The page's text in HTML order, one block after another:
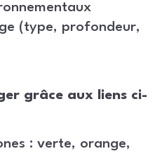
(type, profondeur,
grâce aux liens ci-
: verte, orange,